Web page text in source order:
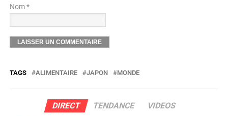
Nom *
TAGS ALIMENTAIRE JAPON MONDE
DIRECT TENDANCE VIDEOS